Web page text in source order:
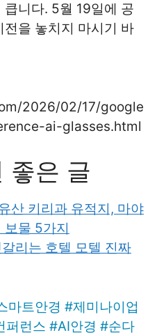
니다. 5월 19일에 공
을 놓치지 마시기 바
2026/02/17/google
ai-glasses.html
좋은 글
산 키리과 유적지, 마야
보물 5가지
리는 호텔 모텔 진짜
마트안경 #제미나이업
퍼런스 #AI안경 #순다